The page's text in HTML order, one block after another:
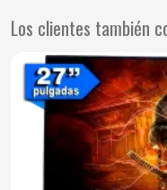
Los clientes también